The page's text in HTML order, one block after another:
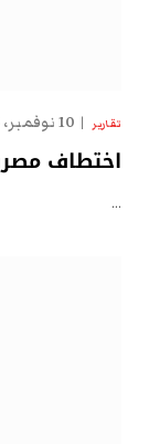
تقارير 10 نوفمبر، 2025
اختطاف
…